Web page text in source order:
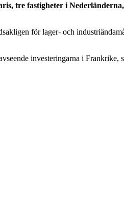
tre fastigheter i
för lager- och
investeringarna i